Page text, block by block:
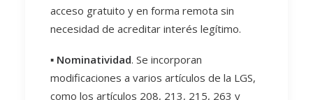
acceso gratuito y en forma remota sin
necesidad de acreditar interés legítimo.
▪️ Nominatividad. Se incorporan
modificaciones a varios artículos de la LGS,
como los artículos 208, 213, 215, 263 y